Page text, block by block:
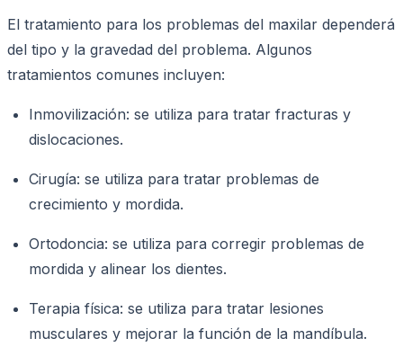
El tratamiento para los problemas del maxilar dependerá
del tipo y la gravedad del problema. Algunos
tratamientos comunes incluyen:
Inmovilización: se utiliza para tratar fracturas y
dislocaciones.
Cirugía: se utiliza para tratar problemas de
crecimiento y mordida.
Ortodoncia: se utiliza para corregir problemas de
mordida y alinear los dientes.
Terapia física: se utiliza para tratar lesiones
musculares y mejorar la función de la mandíbula.